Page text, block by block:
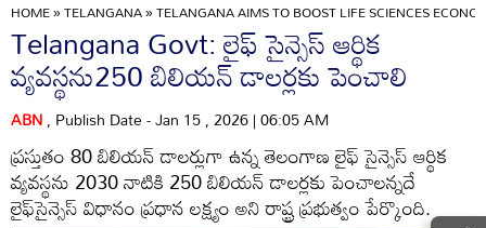
HOME»TELANGANA»TELANGANA AIMS TO BOOST LIFE SCIENCES
Telangana Govt: లైఫ్‌ సైన్సెస్‌ ఆర్థిక
వ్యవస్థను250 బిలియన్‌ డాలర్లకు పెంచాలి
ABN, Publish Date - Jan 15 , 2026 | 06:05 AM
ప్రస్తుతం 80 బిలియన్‌ డాలర్లుగా ఉన్న తెలంగాణ లైఫ్‌ సైన్సెస్‌ ఆర్థిక
వ్యవస్థను 2030 నాటికి 250 బిలియన్‌ డాలర్లకు పెంచాలన్నదే
లైఫ్‌సైన్సెస్‌ విధానం ప్రధాన లక్ష్యం అని రాష్ట్ర ప్రభుత్వం పేర్కొంది.